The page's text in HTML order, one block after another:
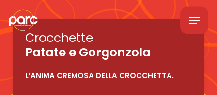
main
content
Menu
Crocchette
Patate e Gorgonzola
L’ANIMA CREMOSA DELLA CROCCHETTA.